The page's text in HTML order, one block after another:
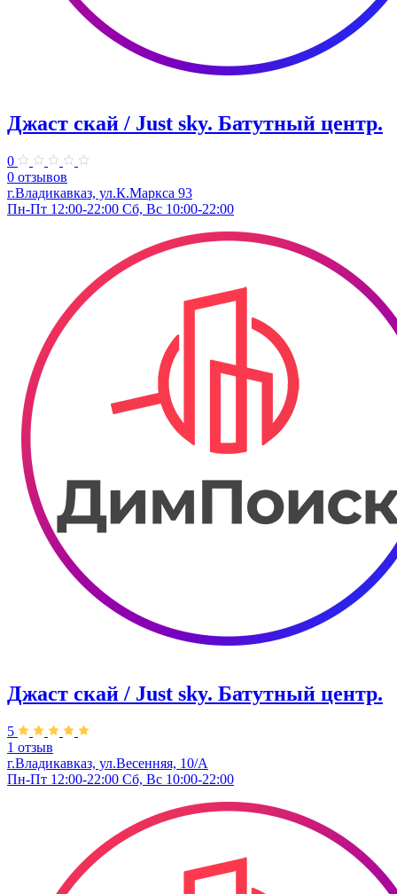
Джаст скай / Just sky. Батутный центр.
0
0 отзывов
г.Владикавказ, ул.К.Маркса 93
Пн-Пт 12:00-22:00 Сб, Вс 10:00-22:00
Джаст скай / Just sky. Батутный центр.
5
1 отзыв
г.Владикавказ, ул.Весенняя, 10/А
Пн-Пт 12:00-22:00 Сб, Вс 10:00-22:00